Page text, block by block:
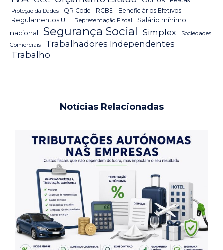
Proteção da Dados QR Code
RCBE - Beneficiários Efetivos
Regulamentos UE
Representação Fiscal
Salário mínimo
nacional
Segurança Social Simplex
Sociedades
Comerciais
Trabalhadores Independentes
Trabalho
Notícias Relacionadas